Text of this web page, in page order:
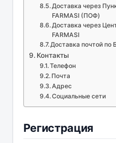
Доставка через
FARMASI (ПОФ)
Доставка через
FARMASI
Доставка почтой по
Контакты
Телефон
Почта
Адрес
Социальные сети
Регистрация